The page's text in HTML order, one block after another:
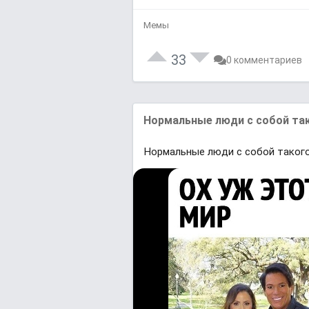
Мемы
33 0 комментариев
Нормальные люди с собой
Нормальные люди с собой